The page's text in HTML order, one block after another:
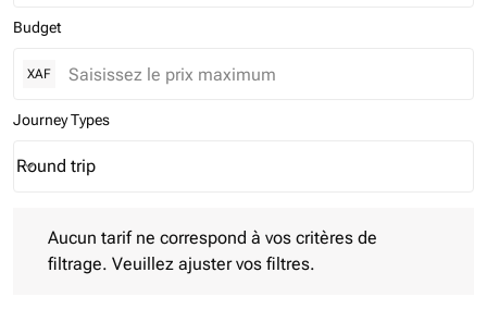
Budget
XAF
Journey Types
Journey Types option Round trip Selected
Round trip
keyboard_arrow_down
Aucun tarif ne correspond à vos critères de
filtrage. Veuillez ajuster vos filtres.